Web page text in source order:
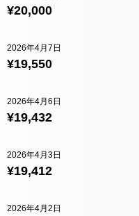
¥20,000
¥19,550
2026年4月7日
¥19,432
2026年4月6日
¥19,412
2026年4月3日
2026年4月2日